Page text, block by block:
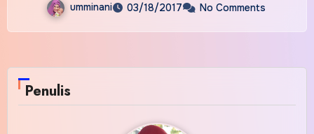
umminani 03/18/2017 No Comments
Penulis